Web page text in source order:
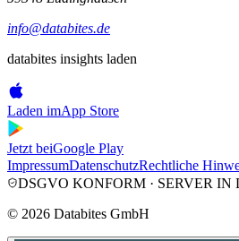
info@databites.de
databites insights laden
Laden imApp Store
Jetzt beiGoogle Play
ImpressumDatenschutzRechtliche
DSGVO KONFORM · SERVER IN
© 2026 Databites GmbH